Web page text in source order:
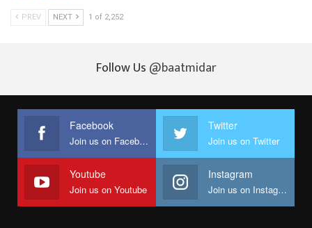
PREV NEXT 1 of 2,252
Follow Us @baatmidar
Facebook
Join us on Facebook
Twitter
Join us on Twitter
Youtube
Join us on Youtube
Instagram
Join us on Instagram